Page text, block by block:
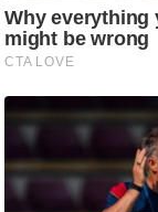
शि
प
नी
ति
वि